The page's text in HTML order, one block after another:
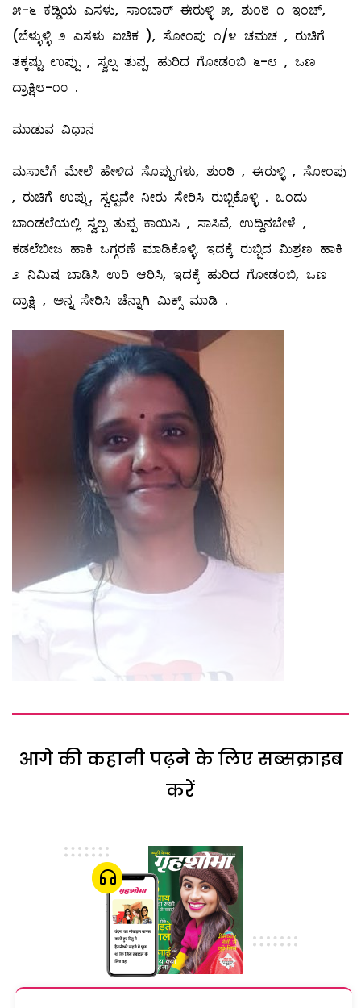
೫-೬ ಕಡ್ಡಿಯ ಎಸಳು, ಸಾಂಬಾರ್ ಈರುಳ್ಳಿ ೫, ಶುಂಠಿ ೧ ಇಂಚ್,
(ಬೆಳ್ಳುಳ್ಳಿ ೨ ಎಸಳು ಐಚಿಕ ), ಸೋಂಪು ೧/೪ ಚಮಚ , ರುಚಿಗೆ
ತಕ್ಕಷ್ಟು ಉಪ್ಪು , ಸ್ವಲ್ಪ ತುಪ್ಪ, ಹುರಿದ ಗೋಡಂಬಿ ೬-೮ , ಒಣ
ದ್ರಾಕ್ಷಿ೮-೧೦ .
ಮಾಡುವ ವಿಧಾನ
ಮಸಾಲೆಗೆ ಮೇಲೆ ಹೇಳಿದ ಸೊಪ್ಪುಗಳು, ಶುಂಠಿ , ಈರುಳ್ಳಿ , ಸೋಂಪು
, ರುಚಿಗೆ ಉಪ್ಪು, ಸ್ವಲ್ಪವೇ ನೀರು ಸೇರಿಸಿ ರುಬ್ಬಿಕೊಳ್ಳಿ . ಒಂದು
ಬಾಂಡಲೆಯಲ್ಲಿ ಸ್ವಲ್ಪ ತುಪ್ಪ ಕಾಯಿಸಿ , ಸಾಸಿವೆ, ಉದ್ದಿನಬೇಳೆ ,
ಕಡಲೆಬೀಜ ಹಾಕಿ ಒಗ್ಗರಣೆ ಮಾಡಿಕೊಳ್ಳಿ. ಇದಕ್ಕೆ ರುಬ್ಬಿದ ಮಿಶ್ರಣ ಹಾಕಿ
೨ ನಿಮಿಷ ಬಾಡಿಸಿ ಉರಿ ಆರಿಸಿ, ಇದಕ್ಕೆ ಹುರಿದ ಗೋಡಂಬಿ, ಒಣ
ದ್ರಾಕ್ಷಿ , ಅನ್ನ ಸೇರಿಸಿ ಚೆನ್ನಾಗಿ ಮಿಕ್ಸ್ ಮಾಡಿ .
आगे की कहानी पढ़ने के लिए सब्सक्राइब
करें